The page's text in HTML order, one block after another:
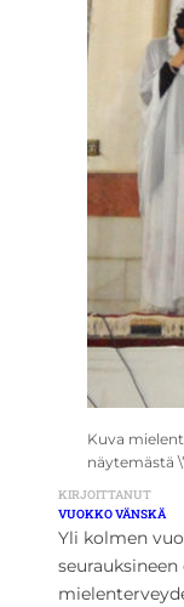
Kuva
näytemästä
KIRJOITTANUT
VUOKKO VÄNSKÄ
Yli kolmen